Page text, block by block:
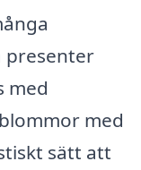
presenter
med
med
sätt att